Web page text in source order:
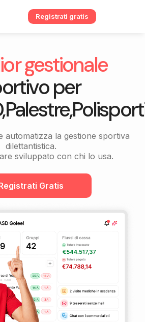
Registrati gratis
gestionale
per
automatizza la gestione sportiva
dilettantistica.
sviluppato con chi lo usa.
Gratis